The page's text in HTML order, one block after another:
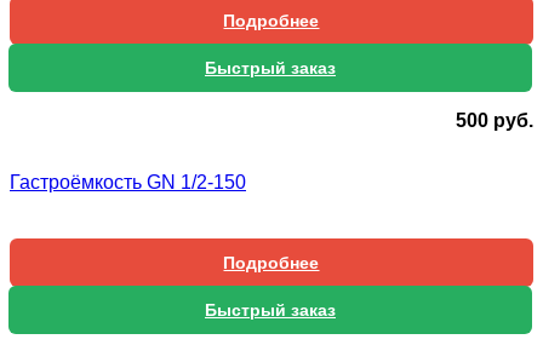
Подробнее
Быстрый заказ
500 руб.
Гастроёмкость GN 1/2-150
Подробнее
Быстрый заказ